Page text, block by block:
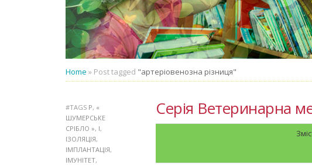
Home » Post tagged "артеріовенозна різниця"
#TAGS P, «
ШУМЕРСЬКЕ
СРІБЛО », І,
ІЗОЛЯЦІЯ,
ІМПЛАНТАЦІЯ,
ІМУНІТЕТ,
Серія Ветеринарна